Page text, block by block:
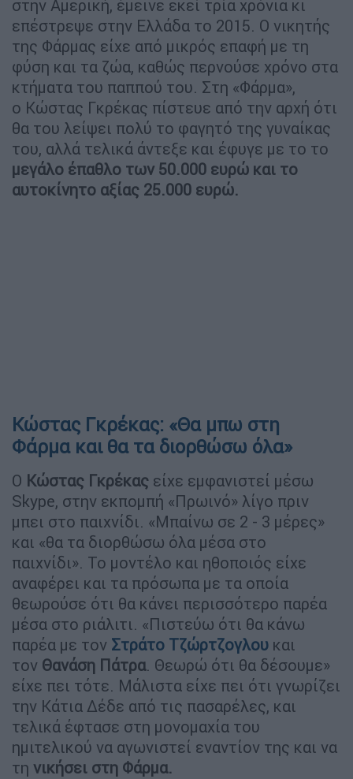
στην Αμερική, έμεινε εκεί τρία χρόνια κι
επέστρεψε στην Ελλάδα το 2015. Ο νικητής
της Φάρμας είχε από μικρός επαφή με τη
φύση και τα ζώα, καθώς περνούσε χρόνο στα
κτήματα του παππού του. Στη «Φάρμα»,
ο Κώστας Γκρέκας πίστευε από την αρχή ότι
θα του λείψει πολύ το φαγητό της γυναίκας
του, αλλά τελικά άντεξε και έφυγε με το το
μεγάλο έπαθλο των 50.000 ευρώ και το
αυτοκίνητο αξίας 25.000 ευρώ.
Κώστας Γκρέκας: «Θα μπω στη
Φάρμα και θα τα διορθώσω όλα»
Ο Κώστας Γκρέκας είχε εμφανιστεί μέσω
Skype, στην εκπομπή «Πρωινό» λίγο πριν
μπει στο παιχνίδι. «Μπαίνω σε 2 - 3 μέρες»
και «θα τα διορθώσω όλα μέσα στο
παιχνίδι». Το μοντέλο και ηθοποιός είχε
αναφέρει και τα πρόσωπα με τα οποία
θεωρούσε ότι θα κάνει περισσότερο παρέα
μέσα στο ριάλιτι. «Πιστεύω ότι θα κάνω
παρέα με τον Στράτο Τζώρτζογλου και
τον Θανάση Πάτρα. Θεωρώ ότι θα δέσουμε»
είχε πει τότε. Μάλιστα είχε πει ότι γνωρίζει
την Κάτια Δέδε από τις πασαρέλες, και
τελικά έφτασε στη μονομαχία του
ημιτελικού να αγωνιστεί εναντίον της και να
τη νικήσει στη Φάρμα.